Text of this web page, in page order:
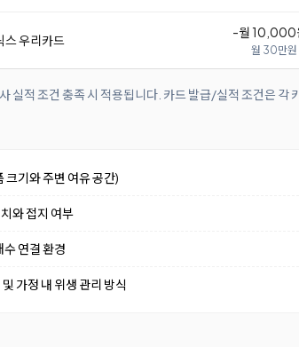
스 우리카드 -월 10,000
월 30만원
실적 조건 충족 시 적용됩니다. 카드 발급/실적 조건은 각
크기와 주변 여유 공간)
와 접지 여부
수 연결 환경
가정 내 위생 관리 방식